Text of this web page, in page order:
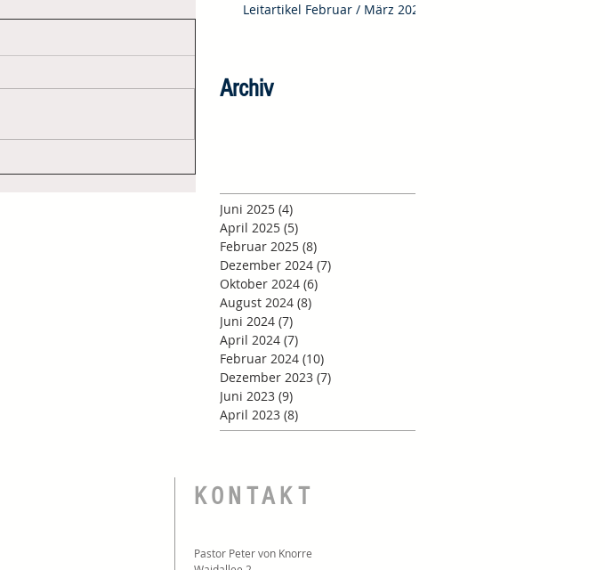
Leitartikel Februar / März 2025
Archiv
Juni 2025 (4)
April 2025 (5)
Februar 2025 (8)
Dezember 2024 (7)
Oktober 2024 (6)
August 2024 (8)
Juni 2024 (7)
April 2024 (7)
Februar 2024 (10)
Dezember 2023 (7)
Juni 2023 (9)
April 2023 (8)
KONTAKT
Pastor Peter von Knorre